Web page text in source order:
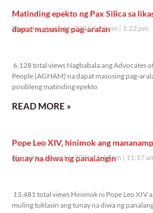
Matinding epekto ng Pax Silica sa
dapat masusing pag-aralan
Thursday, August 6, 2026 1:22 pm 1:22 pm
6,128 total views Nagbabala ang Advocates
People (AGHAM) na dapat masusing pag-
posibleng matinding epekto
READ MORE »
Pope Leo XIV, hinimok ang
tunay na diwa ng panalangin
Thursday, August 6, 2026 11:17 am 11:17
13,481 total views Hinimok ni Pope Leo XIV
muling tuklasin ang tunay na diwa ng